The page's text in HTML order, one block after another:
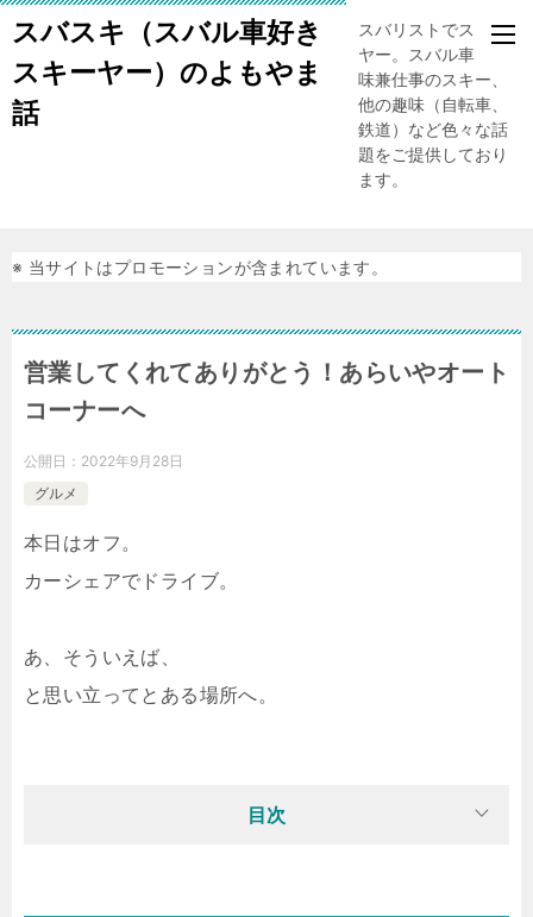
スバスキ（スバル車好き
スキーヤー）のよもやま
話
スバリストでスキー
ヤー。スバル車、趣
味兼仕事のスキー、
他の趣味（自転車、
鉄道）など色々な話
題をご提供しており
ます。
※ 当サイトはプロモーションが含まれています。
営業してくれてありがとう！あらいやオート
コーナーへ
公開日： 2022年9月28日
グルメ
本日はオフ。
カーシェアでドライブ。
あ、そういえば、
と思い立ってとある場所へ。
目次